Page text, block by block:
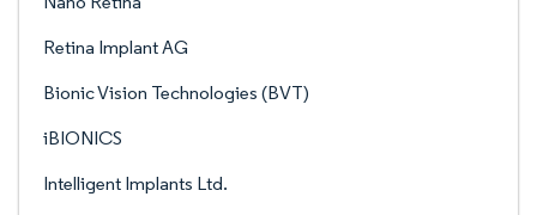
Retina Implant AG
Bionic Vision Technologies (BVT)
iBIONICS
Intelligent Implants Ltd.